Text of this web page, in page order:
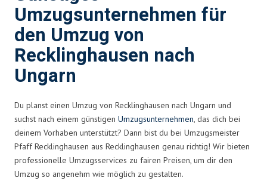
Umzugsunternehmen für
den Umzug von
Recklinghausen nach
Ungarn
Du planst einen Umzug von Recklinghausen nach Ungarn und
suchst nach einem günstigen Umzugsunternehmen, das dich bei
deinem Vorhaben unterstützt? Dann bist du bei Umzugsmeister
Pfaff Recklinghausen aus Recklinghausen genau richtig! Wir bieten
professionelle Umzugsservices zu fairen Preisen, um dir den
Umzug so angenehm wie möglich zu gestalten.